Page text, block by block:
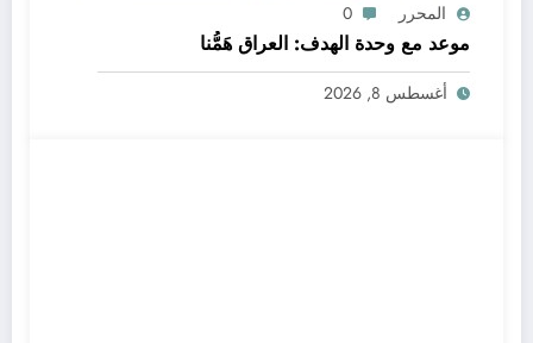
المحرر 0
موعد مع وحدة الهدف: العراق هَمُّنا
أغسطس 8, 2026